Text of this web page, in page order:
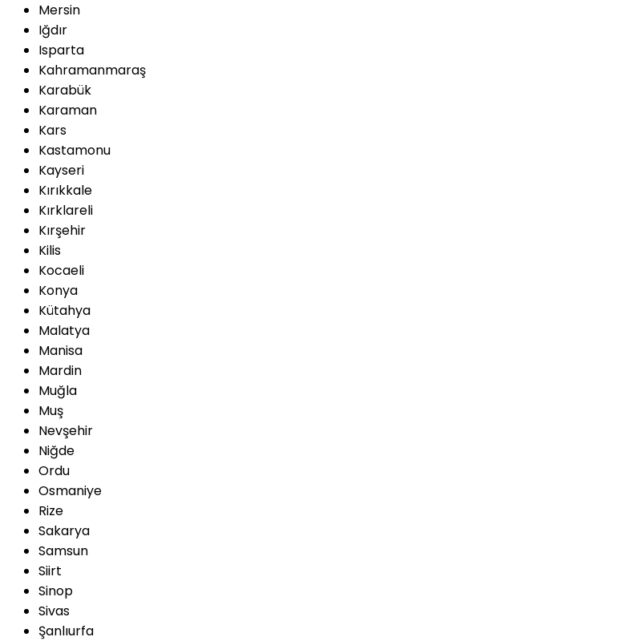
Mersin
Iğdır
Isparta
Kahramanmaraş
Karabük
Karaman
Kars
Kastamonu
Kayseri
Kırıkkale
Kırklareli
Kırşehir
Kilis
Kocaeli
Konya
Kütahya
Malatya
Manisa
Mardin
Muğla
Muş
Nevşehir
Niğde
Ordu
Osmaniye
Rize
Sakarya
Samsun
Siirt
Sinop
Sivas
Şanlıurfa